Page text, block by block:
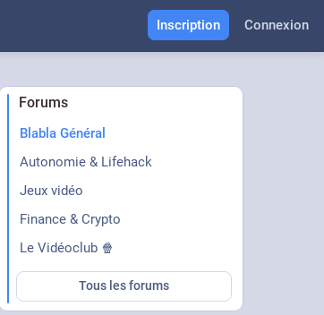
Inscription Connexion
Forums
Blabla Général
Autonomie & Lifehack
Jeux vidéo
Finance & Crypto
Le Vidéoclub 🍿
Tous les forums